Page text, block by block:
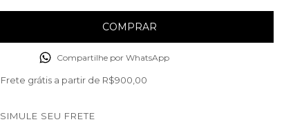
Compartilhe por WhatsApp
Frete grátis a partir de R$900,00
SIMULE SEU FRETE